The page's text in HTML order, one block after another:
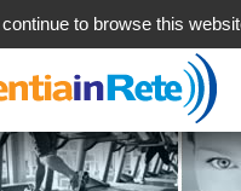
to browse this